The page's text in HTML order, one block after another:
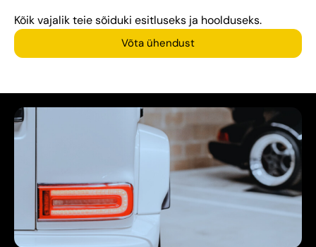
Kõik vajalik teie sõiduki esitluseks ja hoolduseks.
Võta ühendust